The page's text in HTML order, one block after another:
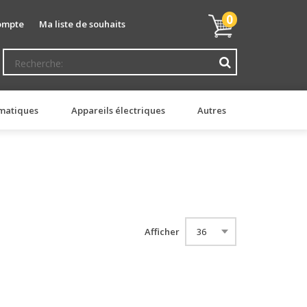
Mon
panier
0
Ma liste de souhaits
Appareils électriques Autres
Afficher